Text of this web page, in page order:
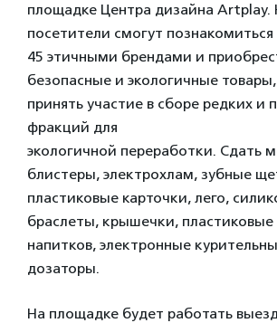
площадке Центра дизайна Artplay.
посетители смогут
45 этичными брендами и
безопасные и экологичные
принять участие в сборе редких и
фракций для
экологичной переработки. Сдать
блистеры, электрохлам, зубные
пластиковые карточки, лего,
браслеты, крышечки, пластиковые
напитков, электронные
дозаторы.
На площадке будет работать